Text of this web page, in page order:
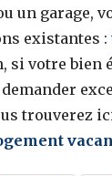
un garage,
existantes :
si votre bien
trouverez